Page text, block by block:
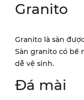
Granito
Granito là sàn
Sàn granito có bề
dễ vệ sinh.
Đá mài